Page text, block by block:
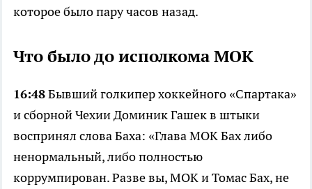
которое было пару часов назад.
Что было до исполкома МОК
16:48Бывший голкипер хоккейного «Спартака»
и сборной Чехии Доминик Гашек в штыки
воспринял слова Баха: «Глава МОК Бах либо
ненормальный, либо полностью
коррумпирован. Разве вы, МОК и Томас Бах, не